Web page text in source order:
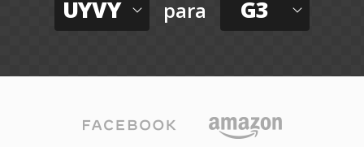
UYVY para G3